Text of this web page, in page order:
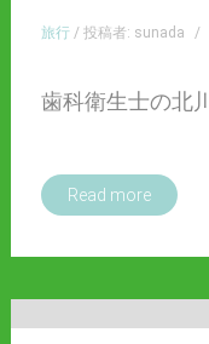
旅行/ 投稿者: sunada /
歯科衛生士の北
Read more